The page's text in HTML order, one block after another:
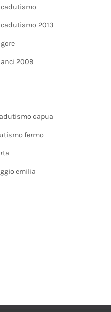
2013
2009
capua
fermo
emilia